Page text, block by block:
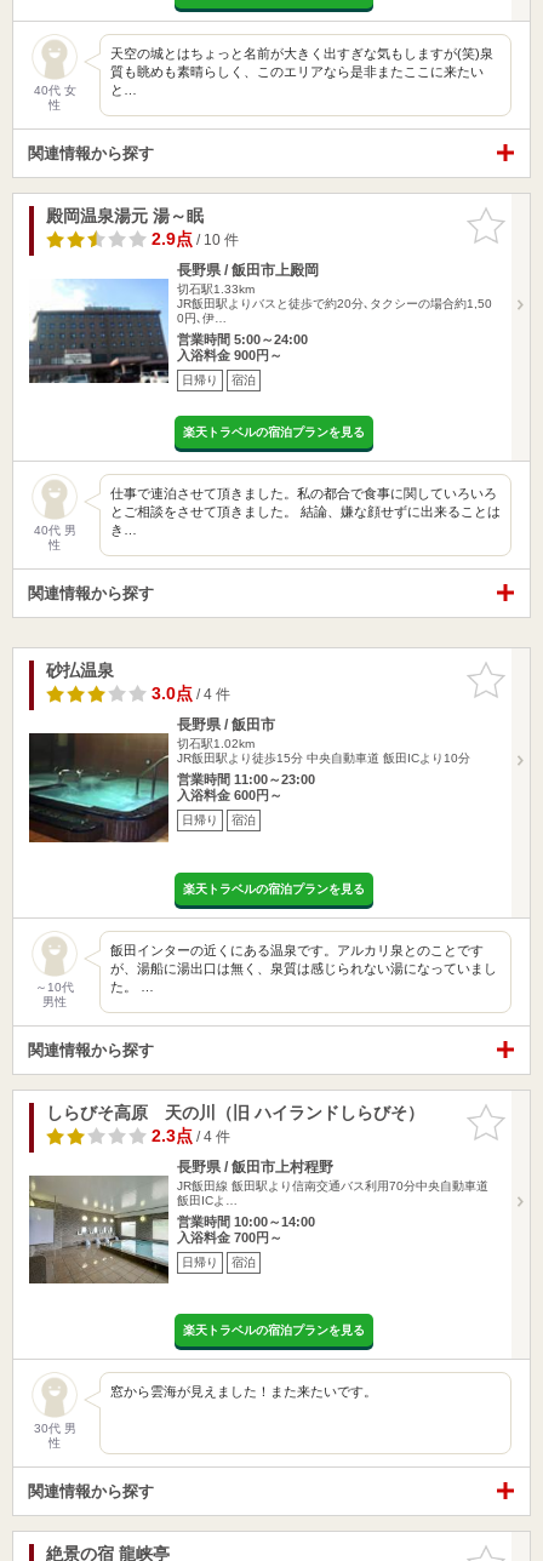
40代 女
性
天空の城とはちょっと名前が大きく出すぎな気もしますが(笑)泉
質も眺めも素晴らしく、このエリアなら是非またここに来たい
と…
関連情報から探す
お気に入
りに追加
殿岡温泉湯元 湯～眠
2.9点/ 10 件
長野県 / 飯田市上殿岡
切石駅1.33km
JR飯田駅よりバスと徒歩で約20分､タクシーの場合約1,50
0円､伊…
営業時間 5:00～24:00
入浴料金 900円～
日帰り 宿泊
楽天トラベルの宿泊プランを見る
40代 男
性
仕事で連泊させて頂きました。私の都合で食事に関していろいろ
とご相談をさせて頂きました。 結論、嫌な顔せずに出来ることは
き…
関連情報から探す
お気に入
りに追加
砂払温泉
3.0点/ 4 件
長野県 / 飯田市
切石駅1.02km
JR飯田駅より徒歩15分 中央自動車道 飯田ICより10分
営業時間 11:00～23:00
入浴料金 600円～
日帰り 宿泊
楽天トラベルの宿泊プランを見る
～10代
男性
飯田インターの近くにある温泉です。アルカリ泉とのことです
が、湯船に湯出口は無く、泉質は感じられない湯になっていまし
た。 …
関連情報から探す
お気に入
りに追加
しらびそ高原 天の川（旧 ハイランドしらびそ）
2.3点/ 4 件
長野県 / 飯田市上村程野
JR飯田線 飯田駅より信南交通バス利用70分中央自動車道
飯田ICよ…
営業時間 10:00～14:00
入浴料金 700円～
日帰り 宿泊
楽天トラベルの宿泊プランを見る
30代 男
性
窓から雲海が見えました！また来たいです。
関連情報から探す
お気に入
絶景の宿 龍峡亭